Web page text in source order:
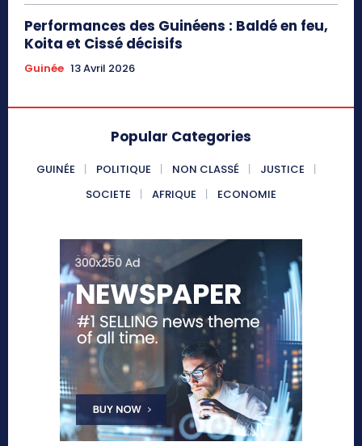
Performances des Guinéens : Baldé en feu,
Koita et Cissé décisifs
Guinée 13 Avril 2026
Popular Categories
GUINÉE POLITIQUE NON CLASSÉ
JUSTICE
SOCIETE
AFRIQUE ECONOMIE